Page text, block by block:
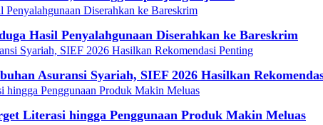
Hasil Penyalahgunaan Diserahkan ke Bareskrim
Asuransi Syariah, SIEF 2026 Hasilkan
Literasi hingga Penggunaan Produk Makin Meluas